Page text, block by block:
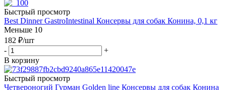
Быстрый просмотр
Best Dinner GastroIntestinal Консервы для собак Конина, 0,1 кг
Меньше 10
182 ₽/шт
-
+
В корзину
Быстрый просмотр
Четвероногий Гурман Golden line Консервы для собак Конина